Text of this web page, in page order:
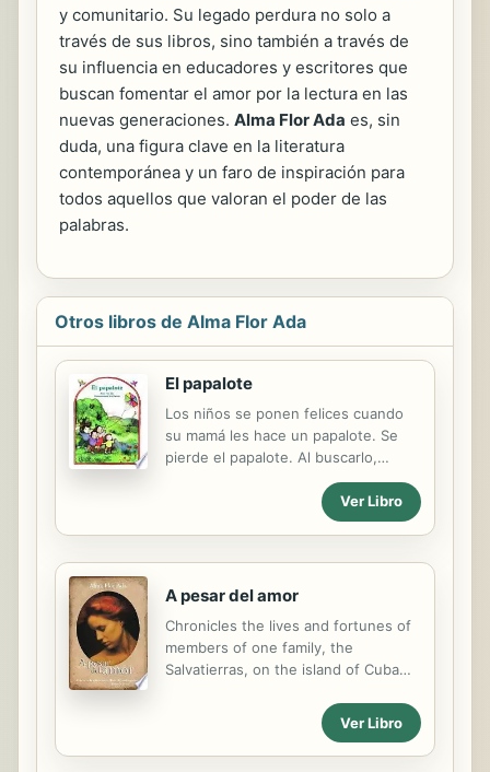
y comunitario. Su legado perdura no solo a
través de sus libros, sino también a través de
su influencia en educadores y escritores que
buscan fomentar el amor por la lectura en las
nuevas generaciones. Alma Flor Ada es, sin
duda, una figura clave en la literatura
contemporánea y un faro de inspiración para
todos aquellos que valoran el poder de las
palabras.
Otros libros de Alma Flor Ada
El papalote
Los niños se ponen felices cuando
su mamá les hace un papalote. Se
pierde el papalote. Al buscarlo,
encuentran un gatito sin hogar.
Ver Libro
A pesar del amor
Chronicles the lives and fortunes of
members of one family, the
Salvatierras, on the island of Cuba
evocative saga that intertwines
fictional characters with real-life
historical events. (Historical Fiction)
Ver Libro